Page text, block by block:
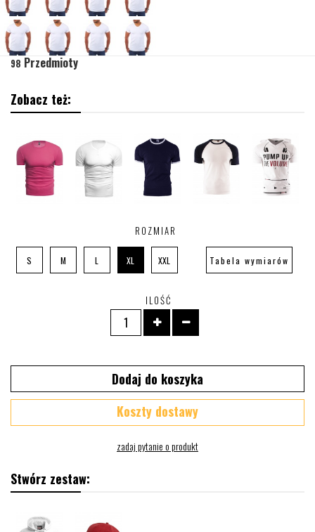
98 Przedmioty
Zobacz też:
ROZMIAR
S M L XL XXL Tabela wymiarów
ILOŚĆ
Dodaj do koszyka
Koszty dostawy
Stwórz zestaw: